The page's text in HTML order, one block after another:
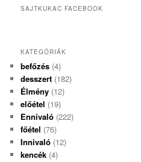
SAJTKUKAC FACEBOOK
KATEGÓRIÁK
befőzés (4)
desszert (182)
Élmény (12)
előétel (19)
Ennivaló (222)
főétel (76)
Innivaló (12)
kencék (4)